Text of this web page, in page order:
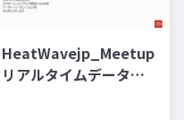
リアルタイムデータレ